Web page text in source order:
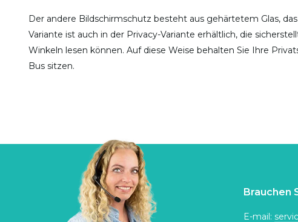
Der andere Bildschirmschutz besteht aus gehärtetem Glas,
Variante ist auch in der Privacy-Variante erhältlich, die
Winkeln lesen können. Auf diese Weise behalten Sie Ihre
Bus sitzen.
Brauchen
E-mail: